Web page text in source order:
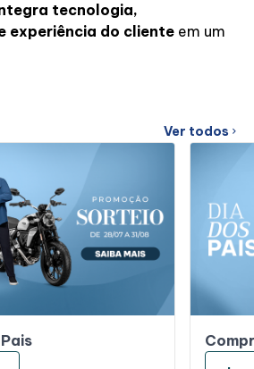
tecnologia,
experiência do cliente em um
Ver todos chevron_right